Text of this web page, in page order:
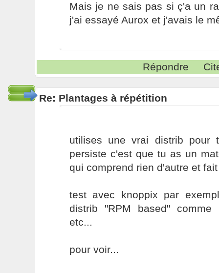
Mais je ne sais pas si ç'a un
j'ai essayé Aurox et j'avais le
Répondre
Re: Plantages à répétition
utilises une vrai distrib pour
persiste c'est que tu as un
qui comprend rien d'autre et
test avec knoppix par
distrib "RPM based" comme
etc...
pour voir...